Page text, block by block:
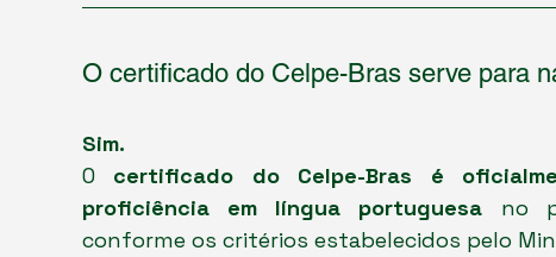
O certificado do Celpe-Bras serve para
Sim.
O certificado do Celpe-Bras é
proficiência em língua portuguesa no
conforme os critérios estabelecidos pelo